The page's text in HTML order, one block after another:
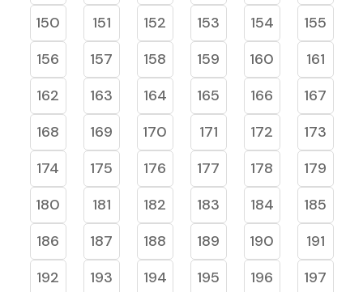
150
151 152 153 154
155
156
157 158 159 160
161
162
163 164 165 166
167
168
169 170 171 172
173
174
175 176 177 178
179
180
181 182 183 184
185
186
187 188 189 190
191
192
193 194 195 196
197